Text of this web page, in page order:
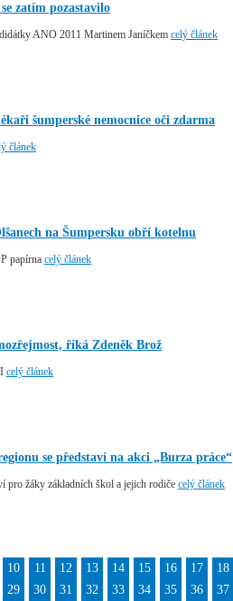
zatím pozastavilo
ANO 2011 Martinem Janíčkem celý článek
šumperské nemocnice oči zdarma
článek
na Šumpersku obří kotelnu
papírna celý článek
říká Zdeněk Brož
celý článek
se představí na akci „Burza práce“
pro žáky základních škol a jejich rodiče celý článek
10 11 12 13 14 15 16 17 18
29 30 31 32 33 34 35 36 37